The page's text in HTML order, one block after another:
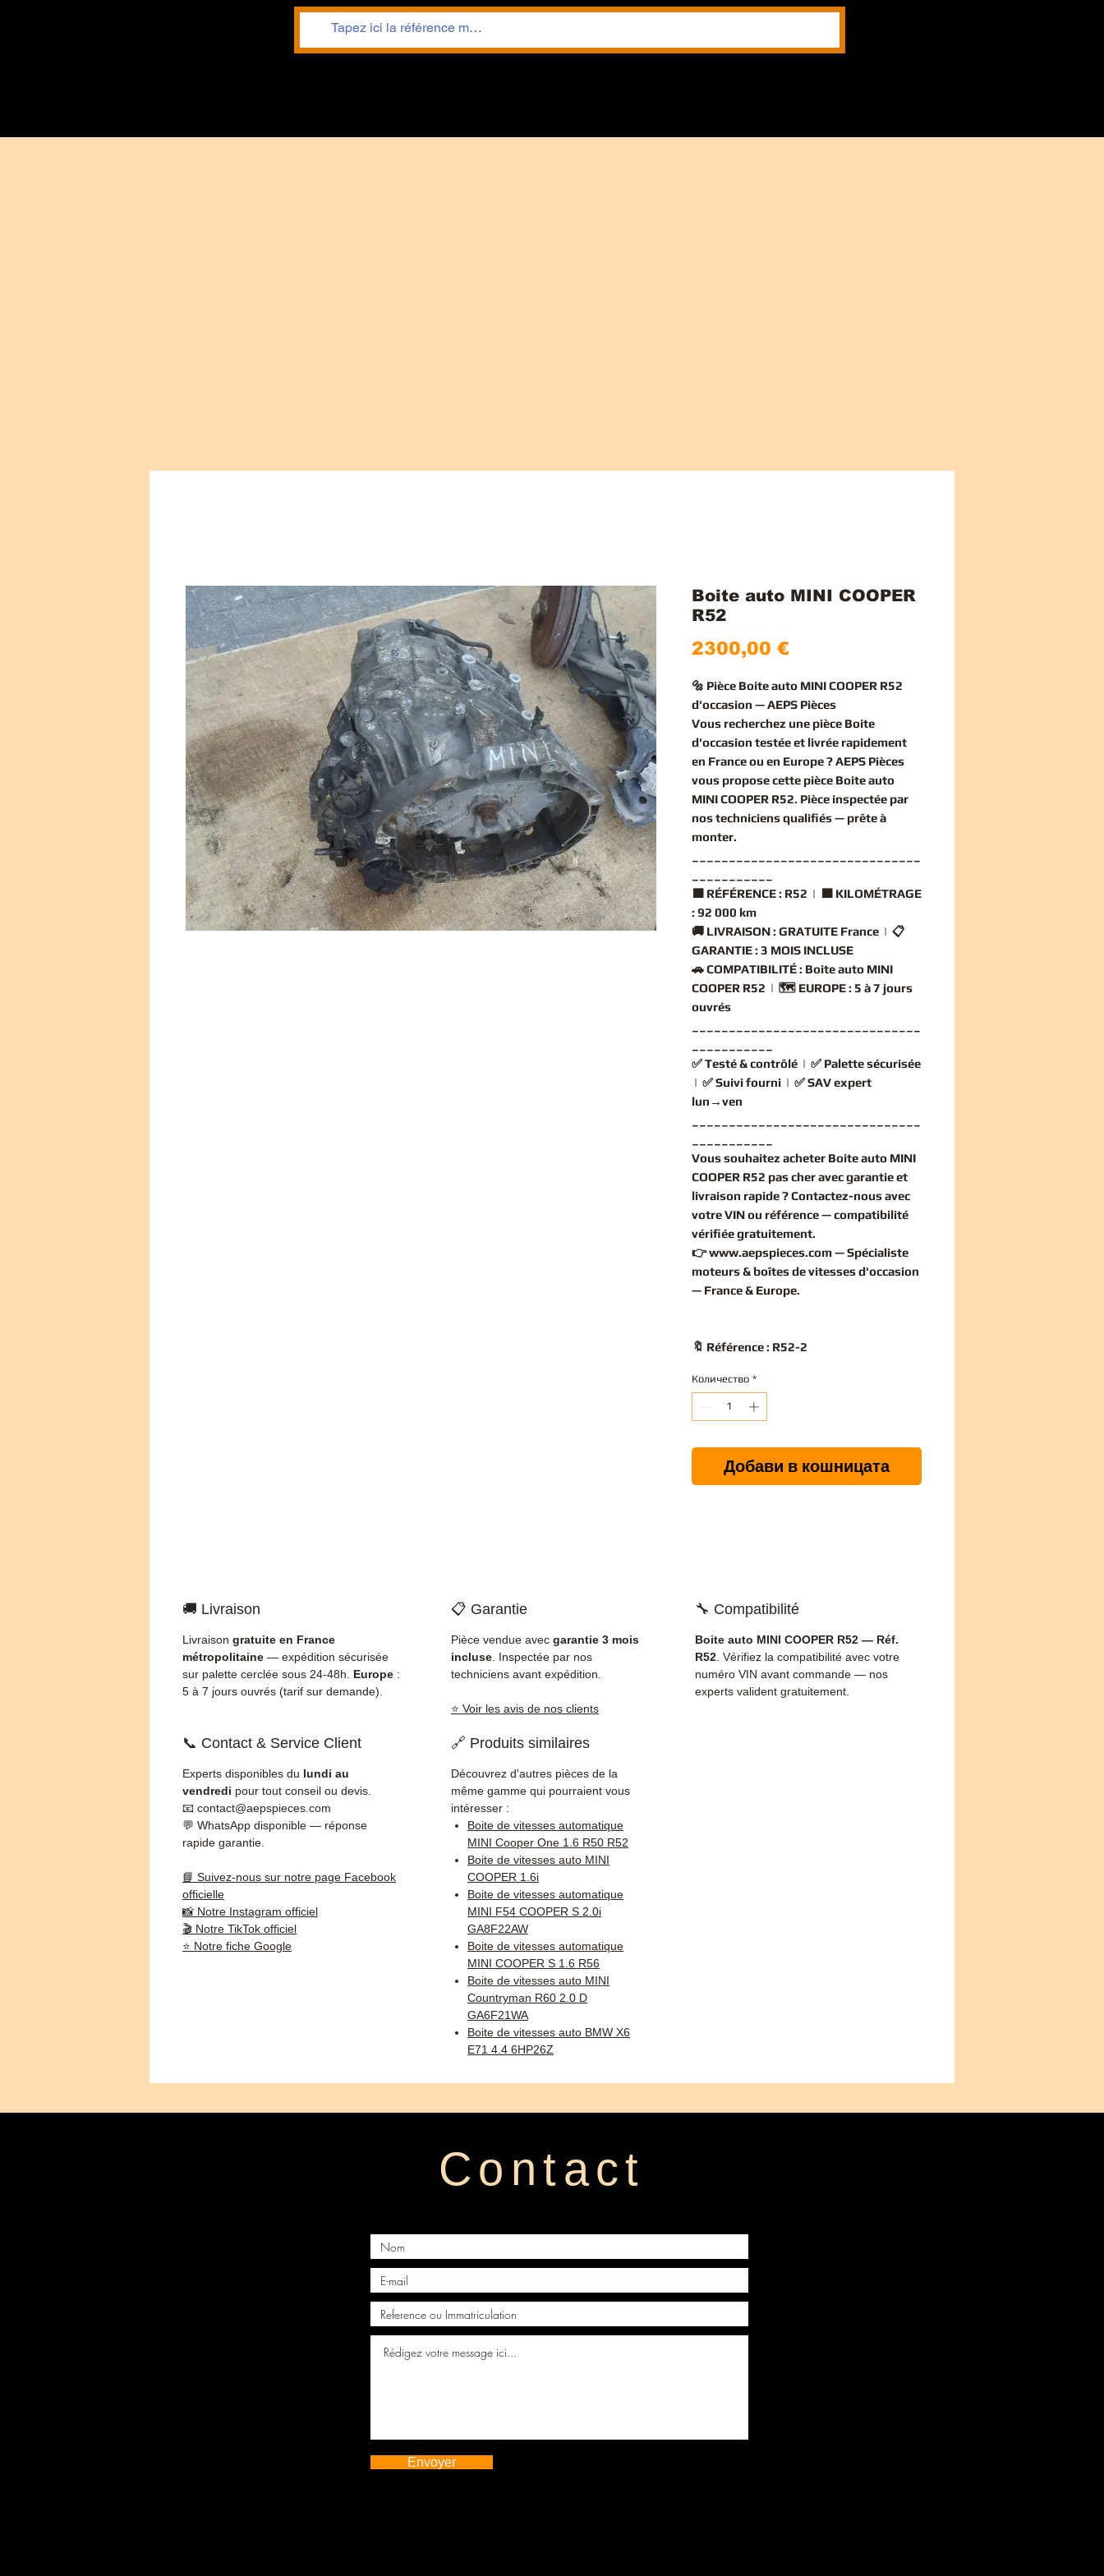
Boite auto MINI COOPER
R52
2300,00 €Цена
🔩 Pièce Boite auto MINI COOPER R52
d'occasion — AEPS Pièces
Vous recherchez une pièce Boite
d'occasion testée et livrée rapidement
en France ou en Europe ? AEPS Pièces
vous propose cette pièce Boite auto
MINI COOPER R52. Pièce inspectée par
nos techniciens qualifiés — prête à
monter.
🟧 RÉFÉRENCE : R52 | 🟧 KILOMÉTRAGE
: 92 000 km
🚚 LIVRAISON : GRATUITE France | 📋
GARANTIE : 3 MOIS INCLUSE
🚗COMPATIBILITÉ : Boite auto MINI
COOPER R52 | 🗺️ EUROPE : 5 à 7 jours
ouvrés
✅Testé & contrôlé | ✅ Palette sécurisée
| ✅Suivi fourni | ✅SAV expert
lun→ven
Vous souhaitez acheter Boite auto MINI
COOPER R52 pas cheravec garantie et
livraison rapide ? Contactez-nous avec
votre VIN ou référence — compatibilité
vérifiéegratuitement.
👉www.aepspieces.com— Spécialiste
moteurs & boîtes de vitesses d'occasion
— France & Europe.
🔖 Référence : R52-2
Количество *
Добави в кошницата
🚚 Livraison
Livraison gratuite en France
métropolitaine — expédition sécurisée
sur palette cerclée sous 24-48h. Europe :
5 à 7 jours ouvrés (tarif sur demande).
📋 Garantie
Pièce vendue avec garantie 3 mois
incluse . Inspectée par nos
techniciens avant expédition.
⭐ Voir les avis de nos clients
🔧 Compatibilité
Boite auto MINI COOPER R52 — Réf.
R52 . Vérifiez la compatibilité avec votre
numéro VIN avant commande — nos
experts valident gratuitement.
📞 Contact & Service Client
Experts disponibles du lundi au
vendredi pour tout conseil ou devis.
📧 contact@aepspieces.com
💬 WhatsApp disponible — réponse
rapide garantie.
📘 Suivez-nous sur notre page Facebook
officielle
📸 Notre Instagram officiel
🎬 Notre TikTok officiel
⭐ Notre fiche Google
🔗 Produits similaires
Découvrez d'autres pièces de la
même gamme qui pourraient vous
intéresser :
Boite de vitesses automatique
MINI Cooper One 1.6 R50 R52
Boite de vitesses auto MINI
COOPER 1.6i
Boite de vitesses automatique
MINI F54 COOPER S 2.0i
GA8F22AW
Boite de vitesses automatique
MINI COOPER S 1.6 R56
Boite de vitesses auto MINI
Countryman R60 2.0 D
GA6F21WA
Boite de vitesses auto BMW X6
E71 4.4 6HP26Z
Contact
Envoyer